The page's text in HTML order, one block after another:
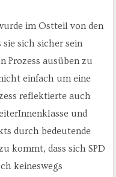
im Ostteil von den
sich sicher sein
Prozess ausüben zu
einfach um eine
reflektierte auch
und
durch bedeutende
kommt, dass sich SPD
keineswegs